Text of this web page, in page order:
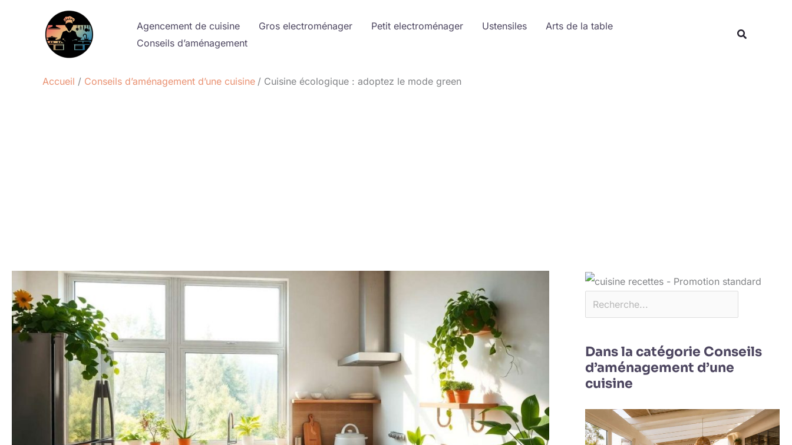
Agencement de cuisine Gros electroménager Petit electroménager Ustensiles
Arts de la table
Conseils d’aménagement
Accueil Conseils d’aménagement d’une cuisine Cuisine écologique : adoptez le mode green
Dans la catégorie Conseils
d’aménagement d’une
cuisine